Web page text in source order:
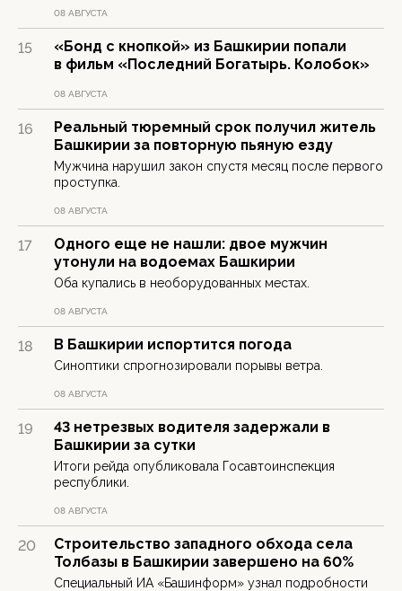
08 АВГУСТА
15
«Бонд с кнопкой» из Башкирии попали
в фильм «Последний Богатырь. Колобок»
08 АВГУСТА
16
Реальный тюремный срок получил житель
Башкирии за повторную пьяную езду
Мужчина нарушил закон спустя месяц после первого
проступка.
08 АВГУСТА
17
Одного еще не нашли: двое мужчин
утонули на водоемах Башкирии
Оба купались в необорудованных местах.
08 АВГУСТА
18 В Башкирии испортится погода
Синоптики спрогнозировали порывы ветра.
08 АВГУСТА
19
43 нетрезвых водителя задержали в
Башкирии за сутки
Итоги рейда опубликовала Госавтоинспекция
республики.
08 АВГУСТА
20
Строительство западного обхода села
Толбазы в Башкирии завершено на 60%
Специальный ИА «Башинформ» узнал подробности